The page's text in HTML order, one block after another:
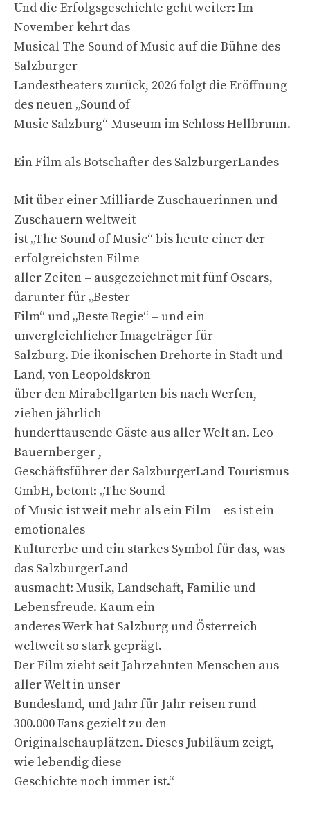
Und die Erfolgsgeschichte geht weiter: Im
November kehrt das
Musical The Sound of Music auf die Bühne des
Salzburger
Landestheaters zurück, 2026 folgt die Eröffnung
des neuen „Sound of
Music Salzburg“-Museum im Schloss Hellbrunn.
Ein Film als Botschafter des SalzburgerLandes
Mit über einer Milliarde Zuschauerinnen und
Zuschauern weltweit
ist „The Sound of Music“ bis heute einer der
erfolgreichsten Filme
aller Zeiten – ausgezeichnet mit fünf Oscars,
darunter für „Bester
Film“ und „Beste Regie“ – und ein
unvergleichlicher Imageträger für
Salzburg. Die ikonischen Drehorte in Stadt und
Land, von Leopoldskron
über den Mirabellgarten bis nach Werfen,
ziehen jährlich
hunderttausende Gäste aus aller Welt an. Leo
Bauernberger ,
Geschäftsführer der SalzburgerLand Tourismus
GmbH, betont: „The Sound
of Music ist weit mehr als ein Film – es ist ein
emotionales
Kulturerbe und ein starkes Symbol für das, was
das SalzburgerLand
ausmacht: Musik, Landschaft, Familie und
Lebensfreude. Kaum ein
anderes Werk hat Salzburg und Österreich
weltweit so stark geprägt.
Der Film zieht seit Jahrzehnten Menschen aus
aller Welt in unser
Bundesland, und Jahr für Jahr reisen rund
300.000 Fans gezielt zu den
Originalschauplätzen. Dieses Jubiläum zeigt,
wie lebendig diese
Geschichte noch immer ist.“